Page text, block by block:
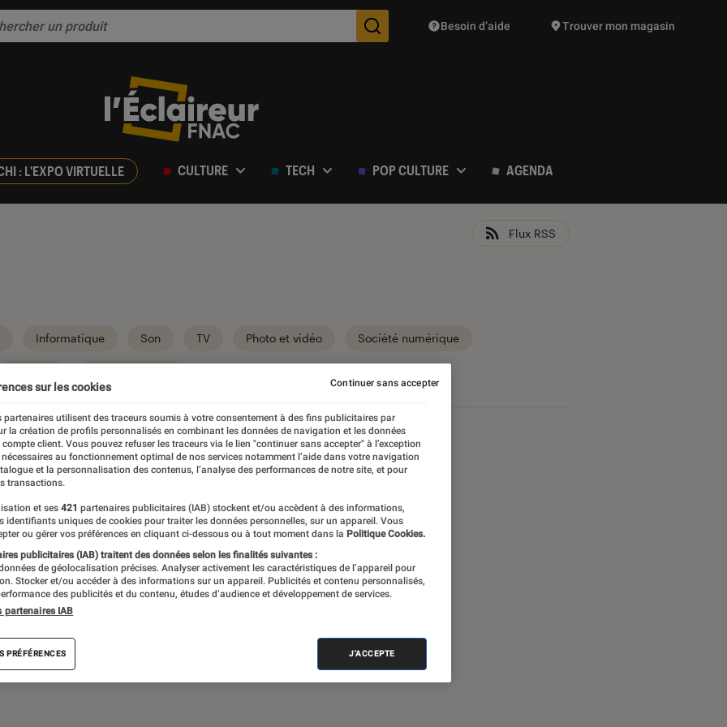
Des suggestions de produits vont vous être proposées
Besoin d’aide Trouver mon magasin
: L'EXPO VIRTUELLE CULTURE TECH POP CULTURE AGENDA
Flux RSS
Informatique Son TV Photo et vidéo Société numérique
audio, objets connectés… l’Éclaireur
l’actualité Tech décryptée, de nombreux
des tests de produits, réalisés par le
sur les cookies
partenaires utilisent des traceurs soumis à votre consentement à des fins publicitaires par
la création de profils personnalisés en combinant les données de navigation et les données
compte client. Vous pouvez refuser les traceurs via le lien "continuer sans accepter" à l’exception
au fonctionnement optimal de nos services notamment l’aide dans votre navigation
et la personnalisation des contenus, l’analyse des performances de notre site, et pour
transactions.
et ses 421 partenaires publicitaires (IAB) stockent et/ou accèdent à des informations,
identifiants uniques de cookies pour traiter les données personnelles, sur un appareil. Vous
ou gérer vos préférences en cliquant ci-dessous ou à tout moment dans la Politique Cookies.
publicitaires (IAB) traitent des données selon les finalités suivantes :
de géolocalisation précises. Analyser activement les caractéristiques de l’appareil pour
Stocker et/ou accéder à des informations sur un appareil. Publicités et contenu personnalisés,
des publicités et du contenu, études d’audience et développement de services.
partenaires IAB
PRÉFÉRENCES J'ACCEPTE
Continuer sans accepter